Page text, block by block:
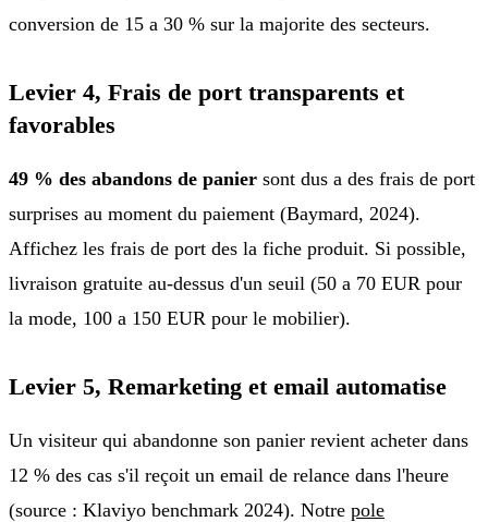
conversion de 15 a 30 % sur la majorite des secteurs.
Levier 4, Frais de port transparents et
favorables
49 % des abandons de panier sont dus a des frais de port
surprises au moment du paiement (Baymard, 2024).
Affichez les frais de port des la fiche produit. Si possible,
livraison gratuite au-dessus d'un seuil (50 a 70 EUR pour
la mode, 100 a 150 EUR pour le mobilier).
Levier 5, Remarketing et email automatise
Un visiteur qui abandonne son panier revient acheter dans
12 % des cas s'il reçoit un email de relance dans l'heure
(source : Klaviyo benchmark 2024). Notre pole